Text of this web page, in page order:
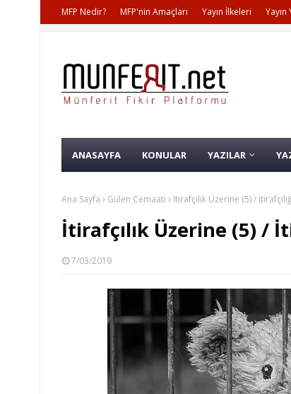
MFP Nedir? MFP'nin Amaçları Yayın İlkeleri
ANASAYFA KONULAR YAZILAR
Ana Sayfa Gülen Cemaati İtirafçılık Üzerine (5) /
İtirafçılık Üzerine (5) /
7/03/2019